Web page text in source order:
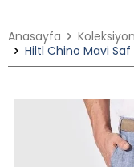
Anasayfa Koleksiyon
Hiltl Chino Mavi